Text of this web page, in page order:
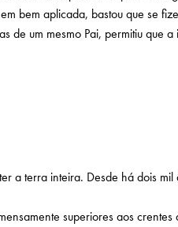
aplicada, bastou que se
um mesmo Pai, permitiu que
a terra inteira. Desde há dois
superiores aos